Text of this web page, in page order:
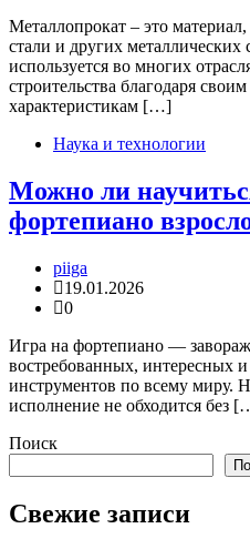
Металлопрокат – это
стали и других
используется во многих
строительства благодаря
характеристикам […]
Наука и технологии
Можно ли
фортепиано
piiga
19.01.2026
0
Игра на фортепиано —
востребованных, интересных
инструментов по всему миру.
исполнение не обходится без
Поиск
Свежие записи